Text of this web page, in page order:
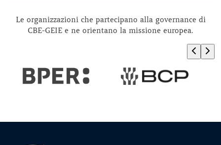
Le organizzazioni che partecipano alla governance di
CBE-GEIE e ne orientano la missione europea.